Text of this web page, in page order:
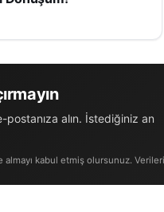
sağlanabiliyor.
Kangal
Tesisi oldu.
Tesiste bitümlü
edildi.
postanıza alın. İstediğiniz an
kabul etmiş olursunuz.